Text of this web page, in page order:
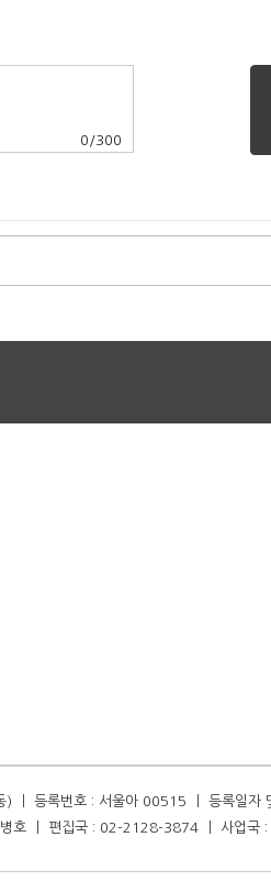
0 /300
) ㅣ 등록번호 : 서울아 00515 ㅣ 등록일
병호 ㅣ 편집국 : 02-2128-3874 ㅣ 사업